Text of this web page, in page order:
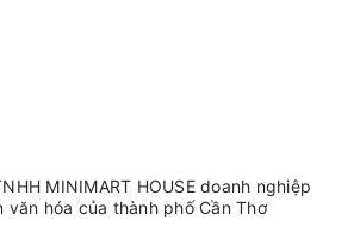
MINIMART HOUSE doanh nghiệp
văn hóa của thành phố Cần Thơ